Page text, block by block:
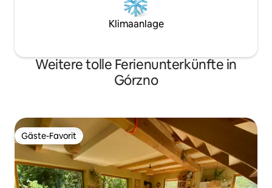
Klimaanlage
Weitere tolle Ferienunterkünfte in
Górzno
Gäste-Favorit
Gäste-Favorit